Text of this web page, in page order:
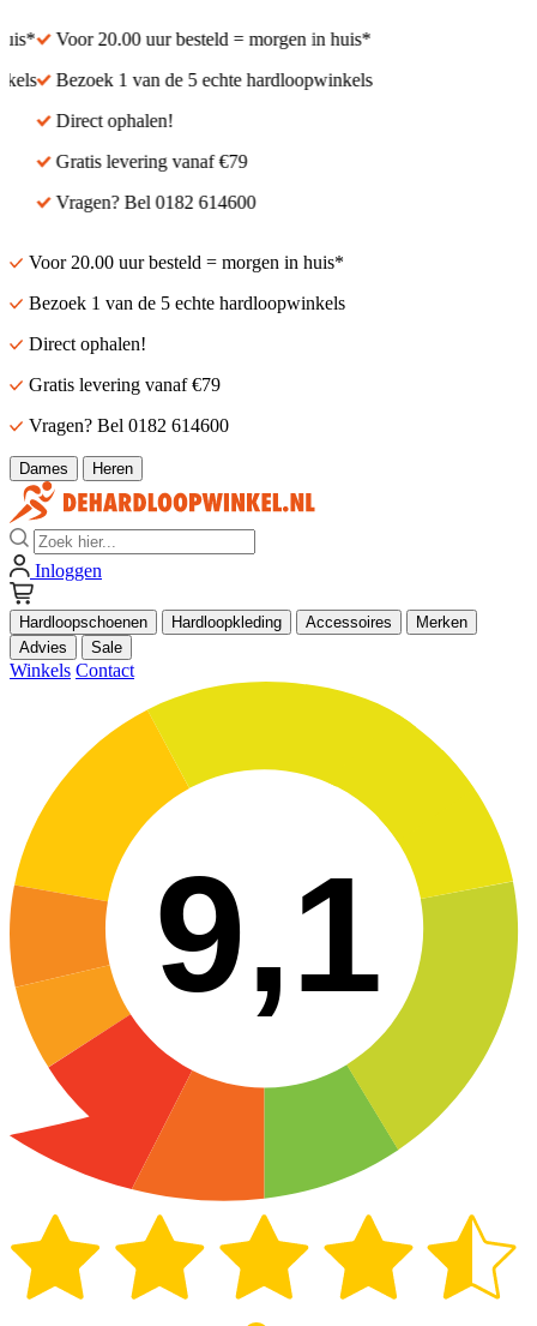
Voor 20.00 uur besteld = morgen in huis*
Bezoek 1 van de 5 echte hardloopwinkels
Direct ophalen!
Gratis levering vanaf €79
Vragen? Bel 0182 614600
Voor 20.00 uur besteld = morgen in huis*
Bezoek 1 van de 5 echte hardloopwinkels
Direct ophalen!
Gratis levering vanaf €79
Vragen? Bel 0182 614600
Dames Heren
Zoek
Inloggen
Hardloopschoenen Hardloopkleding Accessoires
Merken
Advies
Sale
Winkels Contact
9,1